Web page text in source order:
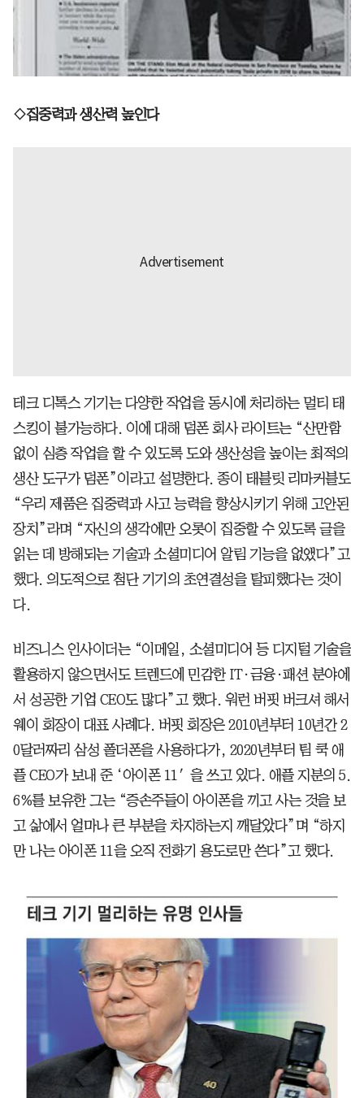
◇집중력과 생산력 높인다
테크 디톡스 기기는 다양한 작업을 동시에 처리하는 멀티 태
스킹이 불가능하다. 이에 대해 덤폰 회사 라이트는 “산만함
없이 심층 작업을 할 수 있도록 도와 생산성을 높이는 최적의
생산 도구가 덤폰”이라고 설명한다. 종이 태블릿 리마커블도
“우리 제품은 집중력과 사고 능력을 향상시키기 위해 고안된
장치”라며 “자신의 생각에만 오롯이 집중할 수 있도록 글을
읽는 데 방해되는 기술과 소셜미디어 알림 기능을 없앴다”고
했다. 의도적으로 첨단 기기의 초연결성을 탈피했다는 것이
다.
비즈니스 인사이더는 “이메일, 소셜미디어 등 디지털 기술을
활용하지 않으면서도 트렌드에 민감한 IT·금융·패션 분야에
서 성공한 기업 CEO도 많다”고 했다. 워런 버핏 버크셔 해서
웨이 회장이 대표 사례다. 버핏 회장은 2010년부터 10년간 2
0달러짜리 삼성 폴더폰을 사용하다가, 2020년부터 팀 쿡 애
플 CEO가 보내 준 ‘아이폰 11′을 쓰고 있다. 애플 지분의 5.
6%를 보유한 그는 “증손주들이 아이폰을 끼고 사는 것을 보
고 삶에서 얼마나 큰 부분을 차지하는지 깨달았다”며 “하지
만 나는 아이폰 11을 오직 전화기 용도로만 쓴다”고 했다.